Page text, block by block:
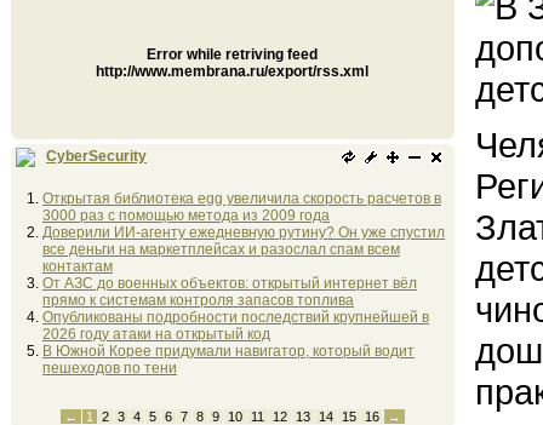
Error while retriving feed
http://www.membrana.ru/export/rss.xml
CyberSecurity
Открытая библиотека egg увеличила скорость расчетов в
3000 раз с помощью метода из 2009 года
Доверили ИИ-агенту ежедневную рутину? Он уже спустил
все деньги на маркетплейсах и разослал спам всем
контактам
От АЗС до военных объектов: открытый интернет вёл
прямо к системам контроля запасов топлива
Опубликованы подробности последствий крупнейшей в
2026 году атаки на открытый код
В Южной Корее придумали навигатор, который водит
пешеходов по тени
← 1 2 3 4 5 6 7 8 9 10 11 12 13 14 15 16 →